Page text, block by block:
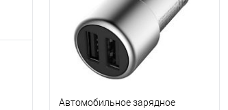
В избранное
Недоступно
Цвет
Автомобильное зарядное